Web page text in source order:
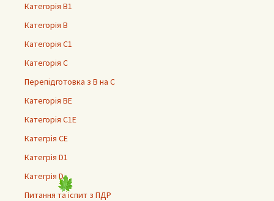
Категорія В1
Категорія В
Категорія С1
Категорія С
Перепідготовка з В на С
Категорія ВЕ
Категорія С1Е
Категрія СЕ
Категрія D1
Категрія D
Питання та іспит з ПДР